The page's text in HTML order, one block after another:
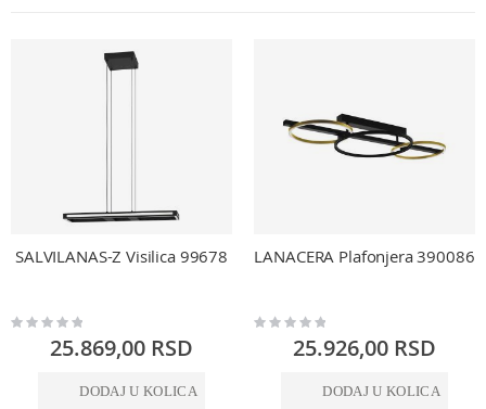
SALVILANAS-Z Visilica 99678
Rating:
25.869,00 RSD
DODAJ U KOLICA
LANACERA Plafonjera 390086
Rating:
25.926,00 RSD
DODAJ U KOLICA